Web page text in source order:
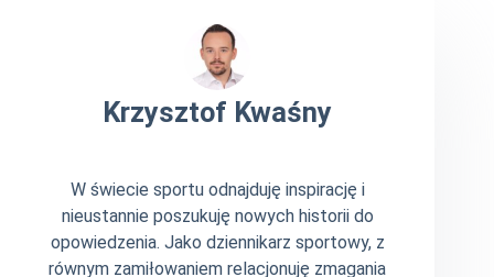
Krzysztof Kwaśny
W świecie sportu odnajduję inspirację i
nieustannie poszukuję nowych historii do
opowiedzenia. Jako dziennikarz sportowy, z
równym zamiłowaniem relacjonuję zmagania